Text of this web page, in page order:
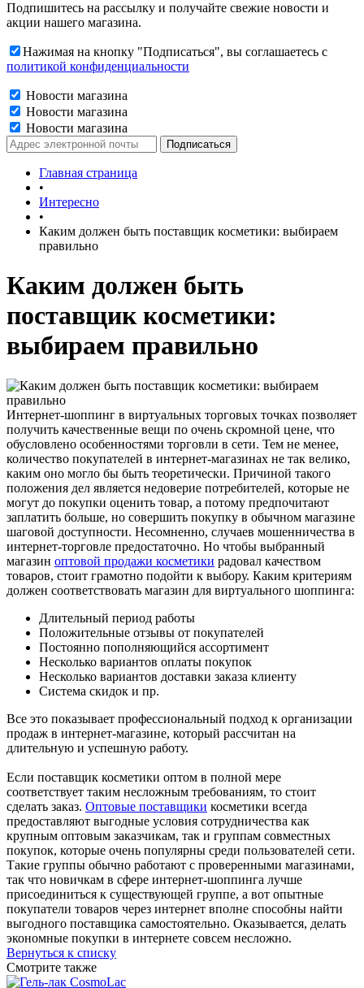
Подпишитесь на рассылку и получайте свежие новости и
акции нашего магазина.
Нажимая на кнопку "Подписаться", вы соглашаетесь с
политикой конфиденциальности
Новости магазина
Новости магазина
Новости магазина
Главная страница
•
Интересно
•
Каким должен быть поставщик косметики: выбираем
правильно
Каким должен быть
поставщик косметики:
выбираем правильно
Интернет-шоппинг в виртуальных торговых точках позволяет
получить качественные вещи по очень скромной цене, что
обусловлено особенностями торговли в сети. Тем не менее,
количество покупателей в интернет-магазинах не так велико,
каким оно могло бы быть теоретически. Причиной такого
положения дел является недоверие потребителей, которые не
могут до покупки оценить товар, а потому предпочитают
заплатить больше, но совершить покупку в обычном магазине
шаговой доступности. Несомненно, случаев мошенничества в
интернет-торговле предостаточно. Но чтобы выбранный
магазин оптовой продажи косметики радовал качеством
товаров, стоит грамотно подойти к выбору. Каким критериям
должен соответствовать магазин для виртуального шоппинга:
Длительный период работы
Положительные отзывы от покупателей
Постоянно пополняющийся ассортимент
Несколько вариантов оплаты покупок
Несколько вариантов доставки заказа клиенту
Система скидок и пр.
Все это показывает профессиональный подход к организации
продаж в интернет-магазине, который рассчитан на
длительную и успешную работу.
Если поставщик косметики оптом в полной мере
соответствует таким несложным требованиям, то стоит
сделать заказ. Оптовые поставщики косметики всегда
предоставляют выгодные условия сотрудничества как
крупным оптовым заказчикам, так и группам совместных
покупок, которые очень популярны среди пользователей сети.
Такие группы обычно работают с проверенными магазинами,
так что новичкам в сфере интернет-шоппинга лучше
присоединиться к существующей группе, а вот опытные
покупатели товаров через интернет вполне способны найти
выгодного поставщика самостоятельно. Оказывается, делать
экономные покупки в интернете совсем несложно.
Вернуться к списку
Смотрите также